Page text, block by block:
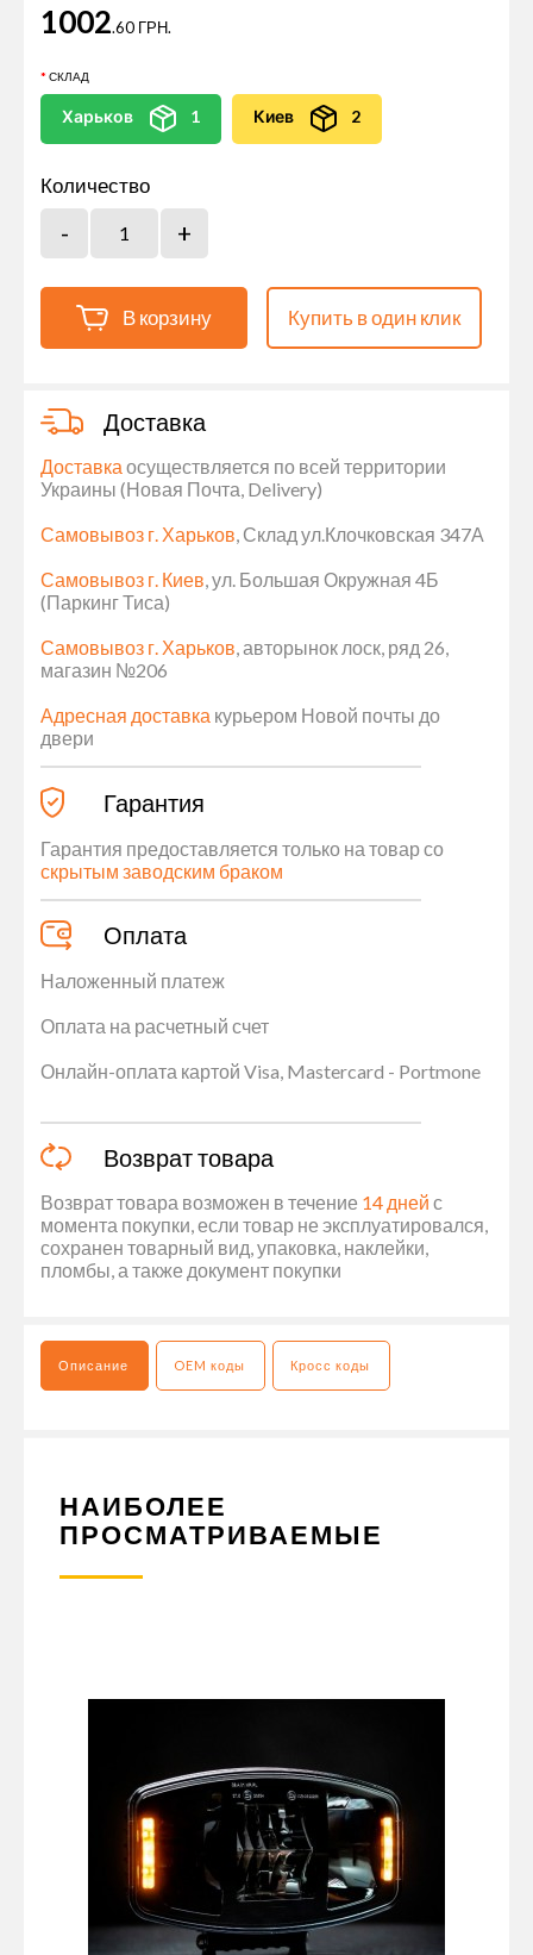
1002.60 ГРН.
СКЛАД
Харьков 1 Киев 2
Количество
В корзину Купить в один клик
Доставка
Доставка осуществляется по всей территории
Украины (Новая Почта, Delivery)
Самовывоз г. Харьков, Склад ул.Клочковская 347А
Самовывоз г. Киев, ул. Большая Окружная 4Б
(Паркинг Тиса)
Самовывоз г. Харьков, авторынок лоск, ряд 26,
магазин №206
Адресная доставка курьером Новой почты до
двери
Гарантия
Гарантия предоставляется только на товар со
скрытым заводским браком
Оплата
Наложенный платеж
Оплата на расчетный счет
Онлайн-оплата картой Visa, Mastercard - Portmone
Возврат товара
Возврат товара возможен в течение 14 дней с
момента покупки, если товар не эксплуатировался,
сохранен товарный вид, упаковка, наклейки,
пломбы, а также документ покупки
Описание OEM коды Кросс коды
НАИБОЛЕЕ
ПРОСМАТРИВАЕМЫЕ